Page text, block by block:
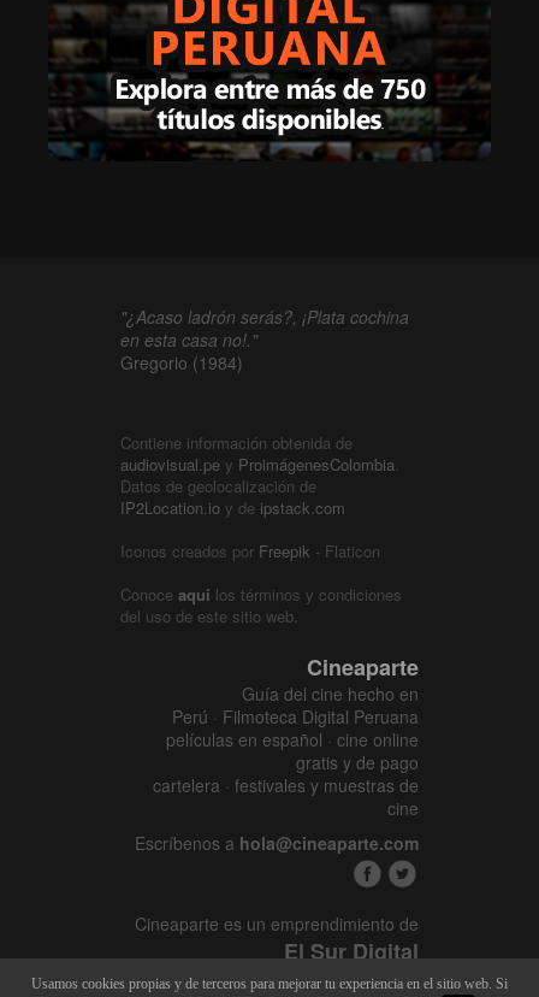
"¿Acaso ladrón serás?, ¡Plata cochina
en esta casa no!."
Gregorio (1984)
Contiene información obtenida de
audiovisual.pe y ProimágenesColombia.
Datos de geolocalización de
IP2Location.io y de ipstack.com
Iconos creados por Freepik - Flaticon
Conoce aquí los términos y condiciones
del uso de este sitio web.
Cineaparte
Guía del cine hecho en
Perú · Filmoteca Digital Peruana
películas en español · cine online
gratis y de pago
cartelera · festivales y muestras de
cine
Escríbenos a hola@cineaparte.com
Cineaparte es un emprendimiento de
El Sur Digital
www.elsurcine.com
Usamos cookies propias y de terceros para mejorar tu experiencia en el sitio web. Si